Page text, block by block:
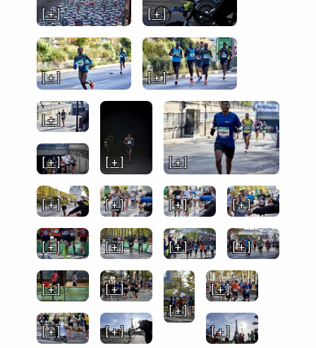
[ + ] [ + ]
[ + ] [ + ]
[ + ]
[ + ] [ + ]
[ + ]
[ + ] [ + ] [ + ] [ + ]
[ + ] [ + ] [ + ] [ + ]
[ + ]
[ + ]
[ + ]
[ + ]
[ + ] [ + ] [ + ]